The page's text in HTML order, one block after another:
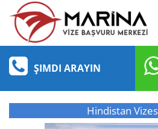
ŞIMDI ARAYIN
Hindistan